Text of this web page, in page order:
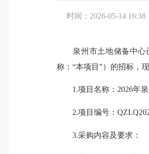
时间：2026-05-14 16:38
泉州市土地储备中心已
称：“本项目”）的招标，
1.项目名称：2026年泉
2.项目编号：
3.采购内容及要求：